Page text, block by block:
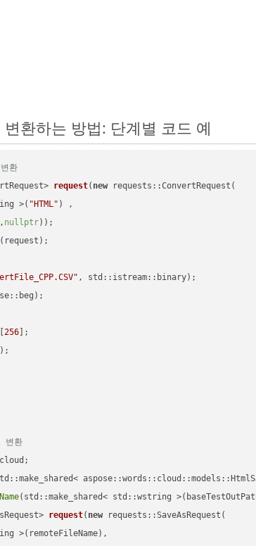
환하는 방법: 단계별 코드 예
환
request( new requests::ConvertRequest(
>(
"HTML" ) ,
, nullptr))
, std::istream::binary) ;
[256 ];
);
변환
(std::make_shared< std::wstring
request( new requests::SaveAsRequest(
>(remoteFileName),